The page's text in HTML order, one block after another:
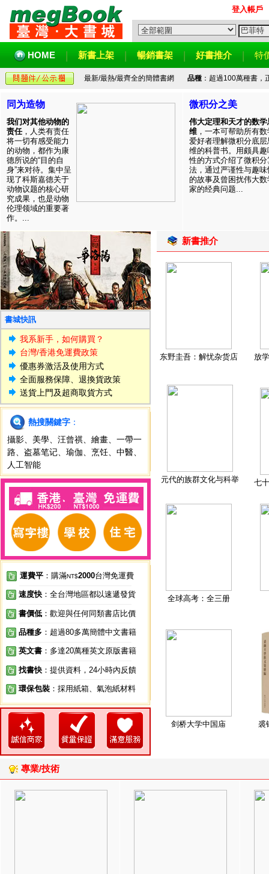
登入帳戶
HOME 新書上架 暢銷書架 好書推介 特
最新/最熱/最齊全的簡體書網 品種：超過100萬種書，
同为造物
我们对其他动物的
责任，人类有责任
将一切有感受能力
的动物，都作为康
德所说的“目的自
身”来对待。集中呈
现了科斯嘉德关于
动物议题的核心研
究成果，也是动物
伦理领域的重要著
作。...
微积分之美
伟大定理和天才的数学
维 ，一本可帮助所有数
爱好者理解微积分底层
维的科普书。用颇具趣
性的方式介绍了微积分
法，通过严谨性与趣味
的故事及曾困扰伟大数
家的经典问题...
書城快訊
我系新手，如何購買？
台灣/香港免運費政策
優惠券激活及使用方式
全面服務保障、退換貨政策
送貨上門及超商取貨方式
熱搜關鍵字 ：
攝影
美學 汪曾祺 繪畫
一帶一
路
盗墓笔记 瑜伽 烹饪 中醫
人工智能
運費平 ：購滿NT$2000台灣免運費
速度快 ：全台灣地區都以速遞發貨
書價低 ：歡迎與任何同類書店比價
品種多 ：超過80多萬簡體中文書籍
英文書 ：多達20萬種英文原版書籍
找書快 ：提供資料，24小時內反饋
環保包裝 ：採用紙箱、氣泡紙材料
新書推介
东野圭吾：解忧杂货店 放
元代的族群文化与科举 七
全球高考：全三册
剑桥大学中国庙 裘
專業/技術